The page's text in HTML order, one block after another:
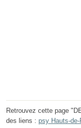
Retrouvez cette page
des liens : psy Hauts-de-